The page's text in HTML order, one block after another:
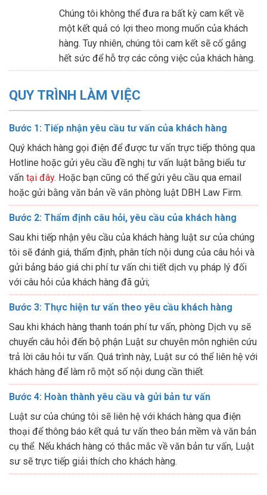
Chúng tôi không thể đưa ra bất kỳ cam kết về
một kết quả có lợi theo mong muốn của khách
hàng. Tuy nhiên, chúng tôi cam kết sẽ cố gắng
hết sức để hỗ trợ các công việc của khách hàng.
QUY TRÌNH LÀM VIỆC
Bước 1: Tiếp nhận yêu cầu tư vấn của khách hàng
Quý khách hàng gọi điện để được tư vấn trực tiếp thông qua
Hotline hoặc gửi yêu cầu đề nghị tư vấn luật bằng biểu tư
vấn tại đây. Hoặc bạn cũng có thể gửi yêu cầu qua email
hoặc gửi bằng văn bản về văn phòng luật DBH Law Firm.
Bước 2: Thẩm định câu hỏi, yêu cầu của khách hàng
Sau khi tiếp nhận yêu cầu của khách hàng luật sư của chúng
tôi sẽ đánh giá, thẩm định, phân tích nội dung của câu hỏi và
gửi bảng báo giá chi phí tư vấn chi tiết dịch vụ pháp lý đối
với câu hỏi của khách hàng đã gửi;
Bước 3: Thực hiện tư vấn theo yêu cầu khách hàng
Sau khi khách hàng thanh toán phí tư vấn, phòng Dịch vụ sẽ
chuyển câu hỏi đến bộ phận Luật sư chuyên môn nghiên cứu
trả lời câu hỏi tư vấn. Quá trình này, Luật sư có thể liên hệ với
khách hàng để làm rõ một số nội dung cần thiết.
Bước 4: Hoàn thành yêu cầu và gửi bản tư vấn
Luật sư của chúng tôi sẽ liên hệ với khách hàng qua điện
thoại để thông báo kết quả tư vấn theo bản mềm và văn bản
cụ thể. Nếu khách hàng có thắc mắc về văn bản tư vấn, Luật
sư sẽ trực tiếp giải thích cho khách hàng.